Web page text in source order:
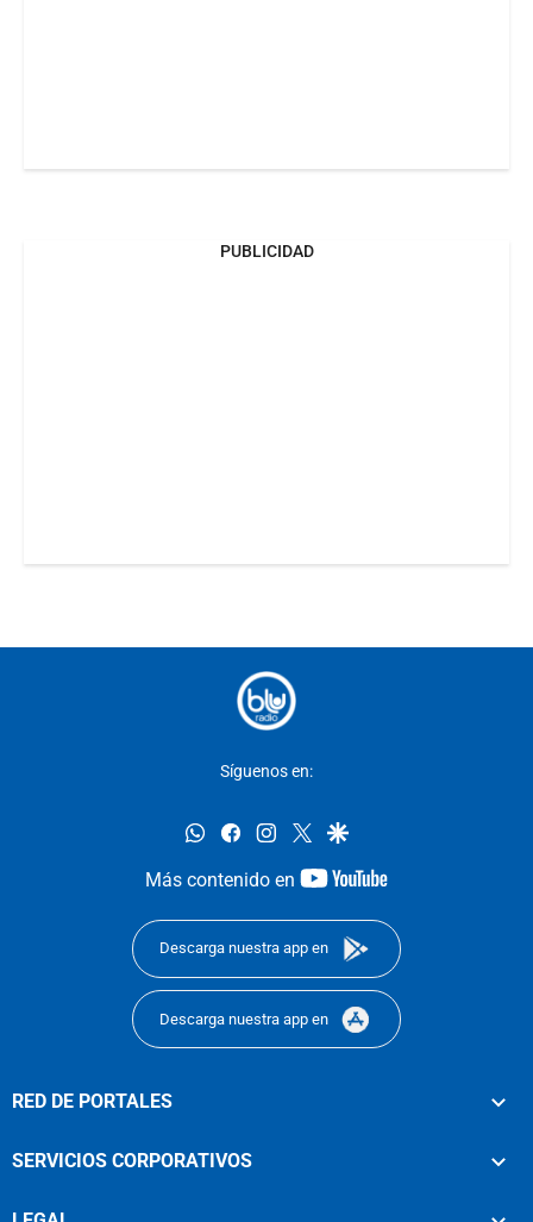
PUBLICIDAD
Síguenos en:
whatsappfacebookinstagram
twittergoogle
Más contenido en
youtube-
Descarga nuestra app en
Descarga nuestra app en
RED DE PORTALES
SERVICIOS CORPORATIVOS